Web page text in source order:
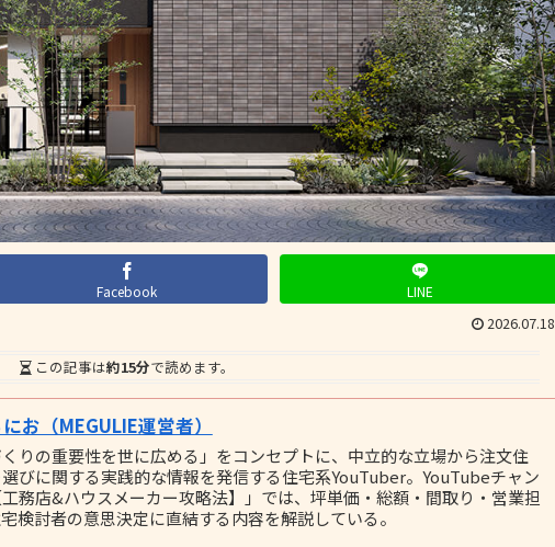
Facebook LINE
2026.07.18
この記事は約15分で読めます。
お（MEGULIE運営者）
くりの重要性を世に広める」をコンセプトに、中立的な立場から注文住
びに関する実践的な情報を発信する住宅系YouTuber。YouTubeチャン
務店&ハウスメーカー攻略法】」では、坪単価・総額・間取り・営業担
検討者の意思決定に直結する内容を解説している。